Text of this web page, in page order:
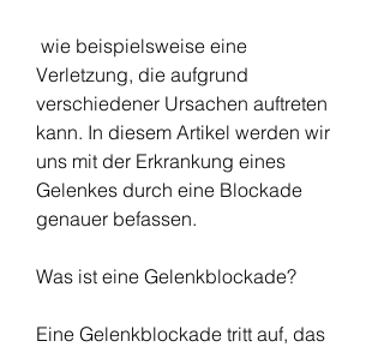
Verletzung, die aufgrund
verschiedener Ursachen auftreten
kann. In diesem Artikel werden wir
uns mit der Erkrankung eines
Gelenkes durch eine Blockade
genauer befassen.
Was ist eine Gelenkblockade?
Eine Gelenkblockade tritt auf, das